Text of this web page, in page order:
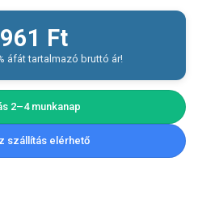
Ft
áfát tartalmazó bruttó ár!
2–4 munkanap
szállítás elérhető